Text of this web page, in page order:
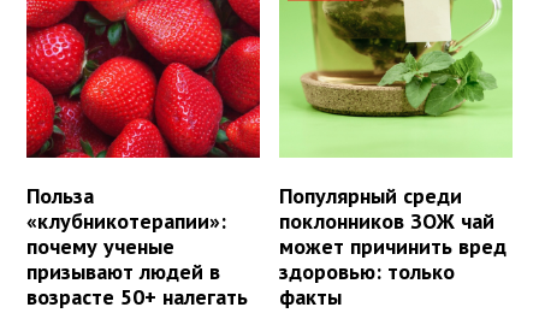
Польза
«клубникотерапии»:
почему ученые
призывают людей в
возрасте 50+ налегать
Популярный среди
поклонников ЗОЖ чай
может причинить вред
здоровью: только
факты